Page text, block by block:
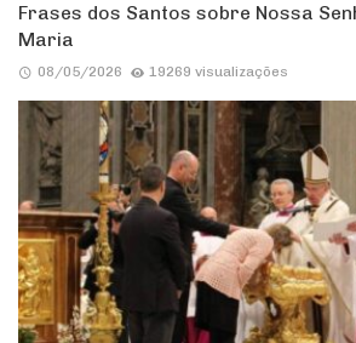
Frases dos Santos sobre Nossa
Maria
08/05/2026 19269 visualizações